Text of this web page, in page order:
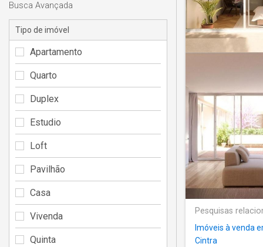
Pesquisas
Imóveis à venda
Cintra
Busca Avançada
Tipo de imóvel
Apartamento
Quarto
Duplex
Estudio
Loft
Pavilhão
Casa
Vivenda
Quinta